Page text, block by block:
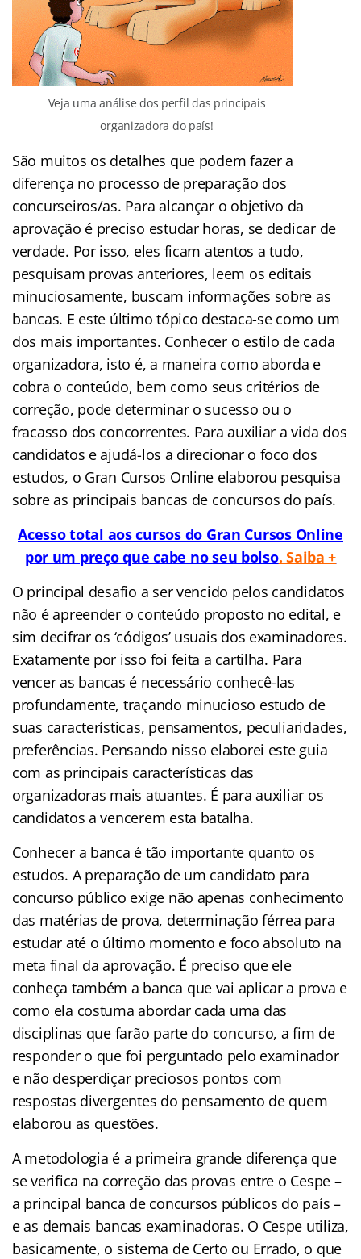
Veja uma análise dos perfil das principais
organizadora do país!
São muitos os detalhes que podem fazer a
diferença no processo de preparação dos
concurseiros/as. Para alcançar o objetivo da
aprovação é preciso estudar horas, se dedicar de
verdade. Por isso, eles ficam atentos a tudo,
pesquisam provas anteriores, leem os editais
minuciosamente, buscam informações sobre as
bancas. E este último tópico destaca-se como um
dos mais importantes. Conhecer o estilo de cada
organizadora, isto é, a maneira como aborda e
cobra o conteúdo, bem como seus critérios de
correção, pode determinar o sucesso ou o
fracasso dos concorrentes. Para auxiliar a vida dos
candidatos e ajudá-los a direcionar o foco dos
estudos, o Gran Cursos Online elaborou pesquisa
sobre as principais bancas de concursos do país.
Acesso total aos cursos do Gran Cursos Online
por um preço que cabe no seu bolso. Saiba +
O principal desafio a ser vencido pelos candidatos
não é apreender o conteúdo proposto no edital, e
sim decifrar os ‘códigos’ usuais dos examinadores.
Exatamente por isso foi feita a cartilha. Para
vencer as bancas é necessário conhecê-las
profundamente, traçando minucioso estudo de
suas características, pensamentos, peculiaridades,
preferências. Pensando nisso elaborei este guia
com as principais características das
organizadoras mais atuantes. É para auxiliar os
candidatos a vencerem esta batalha.
Conhecer a banca é tão importante quanto os
estudos. A preparação de um candidato para
concurso público exige não apenas conhecimento
das matérias de prova, determinação férrea para
estudar até o último momento e foco absoluto na
meta final da aprovação. É preciso que ele
conheça também a banca que vai aplicar a prova e
como ela costuma abordar cada uma das
disciplinas que farão parte do concurso, a fim de
responder o que foi perguntado pelo examinador
e não desperdiçar preciosos pontos com
respostas divergentes do pensamento de quem
elaborou as questões.
A metodologia é a primeira grande diferença que
se verifica na correção das provas entre o Cespe –
a principal banca de concursos públicos do país –
e as demais bancas examinadoras. O Cespe utiliza,
basicamente, o sistema de Certo ou Errado, o que